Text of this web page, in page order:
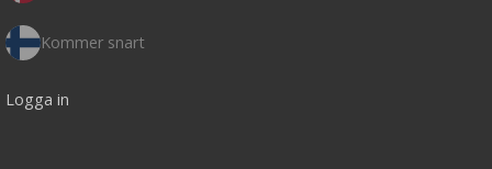
Kommer snart
Logga in